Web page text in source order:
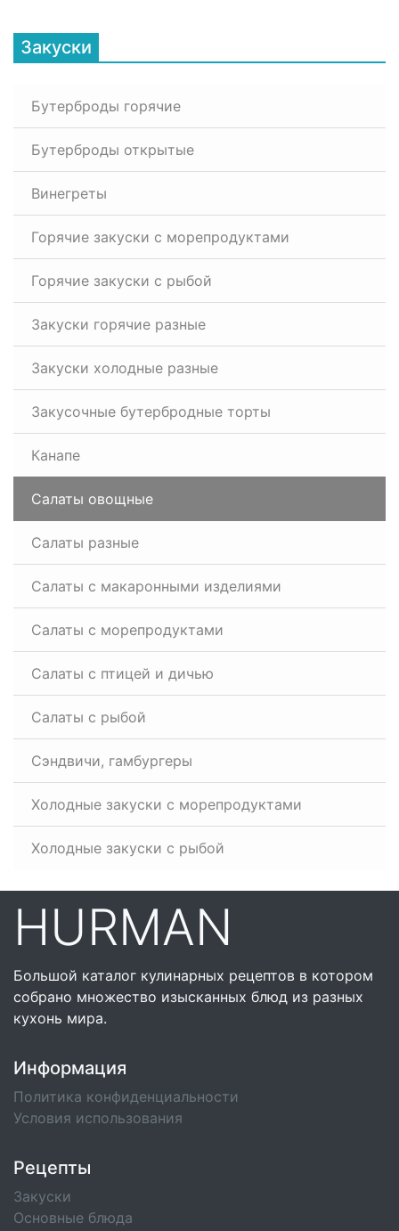
Закуски
Бутерброды горячие
Бутерброды открытые
Винегреты
Горячие закуски с морепродуктами
Горячие закуски с рыбой
Закуски горячие разные
Закуски холодные разные
Закусочные бутербродные торты
Канапе
Салаты овощные
Салаты разные
Салаты с макаронными изделиями
Салаты с морепродуктами
Салаты с птицей и дичью
Салаты с рыбой
Сэндвичи, гамбургеры
Холодные закуски с морепродуктами
Холодные закуски с рыбой
HURMAN
Большой каталог кулинарных рецептов в котором
собрано множество изысканных блюд из разных
кухонь мира.
Информация
Политика конфиденциальности
Условия использования
Рецепты
Закуски
Основные блюда